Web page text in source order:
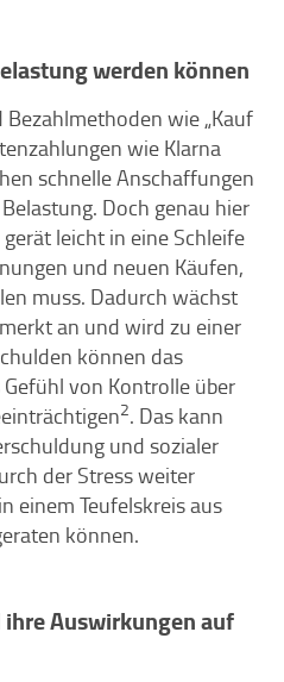
werden können
wie „Kauf
wie Klarna
schnelle Anschaffungen
Doch genau hier
leicht in eine Schleife
und neuen Käufen,
muss. Dadurch wächst
an und wird zu einer
können das
von Kontrolle über
2. Das kann
und sozialer
der Stress weiter
einem Teufelskreis aus
können.
Auswirkungen auf